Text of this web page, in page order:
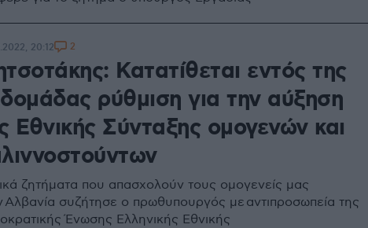
Κατατίθεται εντός της
ρύθμιση για την αύξηση
Εθνικής Σύνταξης ομογενών και
ζητήματα που απασχολούν τους ομογενείς μας
Αλβανία συζήτησε ο πρωθυπουργός με αντιπροσωπεία της
Ένωσης Ελληνικής Εθνικής
20:12 2